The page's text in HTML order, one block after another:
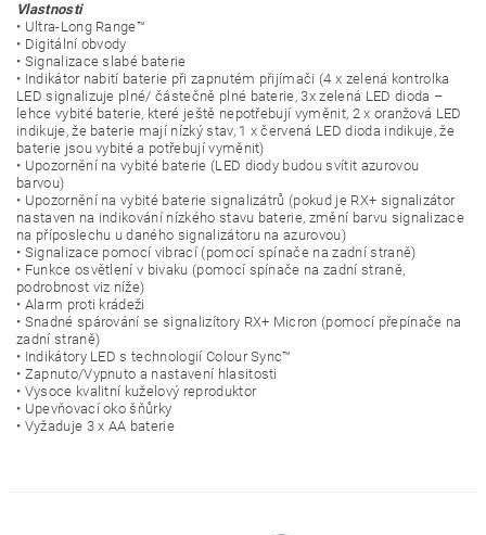
Vlastnosti
• Ultra-Long Range™
• Digitální obvody
• Signalizace slabé baterie
• Indikátor nabití baterie při zapnutém přijímači (4 x zelená kontrolka
LED signalizuje plné/ částečně plné baterie, 3x zelená LED dioda –
lehce vybité baterie, které ještě nepotřebují vyměnit, 2 x oranžová LED
indikuje, že baterie mají nízký stav, 1 x červená LED dioda indikuje, že
baterie jsou vybité a potřebují vyměnit)
• Upozornění na vybité baterie (LED diody budou svítit azurovou
barvou)
• Upozornění na vybité baterie signalizátrů (pokud je RX+ signalizátor
nastaven na indikování nízkého stavu baterie, změní barvu signalizace
na příposlechu u daného signalizátoru na azurovou)
• Signalizace pomocí vibrací (pomocí spínače na zadní straně)
• Funkce osvětlení v bivaku (pomocí spínače na zadní straně,
podrobnost viz níže)
• Alarm proti krádeži
• Snadné spárování se signalizítory RX+ Micron (pomocí přepínače na
zadní straně)
• Indikátory LED s technologií Colour Sync™
• Zapnuto/Vypnuto a nastavení hlasitosti
• Vysoce kvalitní kuželový reproduktor
• Upevňovací oko šňůrky
• Vyžaduje 3 x AA baterie